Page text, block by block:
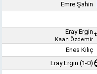
Emre Şahin
Eray Ergin
Kaan Özdemir
Enes Kılıç
Eray Ergin (1-0)